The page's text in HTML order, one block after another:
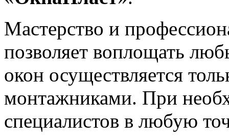
Мастерство и
позволяет воплощать
окон осуществляется
монтажниками. При
специалистов в любую